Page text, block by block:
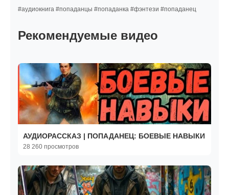
#аудиокнига #попаданцы #попаданка #фэнтези #попаданец
Рекомендуемые видео
АУДИОРАССКАЗ | ПОПАДАНЕЦ: БОЕВЫЕ НАВЫКИ
28 260 просмотров